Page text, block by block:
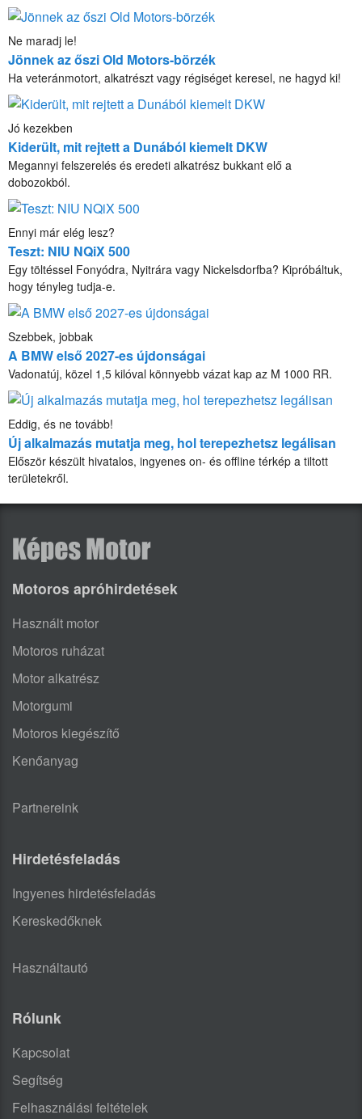
Ne maradj le!
Jönnek az őszi Old Motors-börzék
Ha veteránmotort, alkatrészt vagy régiséget keresel, ne hagyd ki!
Jó kezekben
Kiderült, mit rejtett a Dunából kiemelt DKW
Megannyi felszerelés és eredeti alkatrész bukkant elő a
dobozokból.
Ennyi már elég lesz?
Teszt: NIU NQiX 500
Egy töltéssel Fonyódra, Nyitrára vagy Nickelsdorfba? Kipróbáltuk,
hogy tényleg tudja-e.
Szebbek, jobbak
A BMW első 2027-es újdonságai
Vadonatúj, közel 1,5 kilóval könnyebb vázat kap az M 1000 RR.
Eddig, és ne tovább!
Új alkalmazás mutatja meg, hol terepezhetsz legálisan
Először készült hivatalos, ingyenes on- és offline térkép a tiltott
területekről.
Motoros apróhirdetések
Használt motor
Motoros ruházat
Motor alkatrész
Motorgumi
Motoros kiegészítő
Kenőanyag
Partnereink
Hirdetésfeladás
Ingyenes hirdetésfeladás
Kereskedőknek
Használtautó
Rólunk
Kapcsolat
Segítség
Felhasználási feltételek